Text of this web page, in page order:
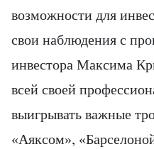
возможности для
свои наблюдения с
инвестора Максима
всей своей
выигрывать важные
«Аяксом»,